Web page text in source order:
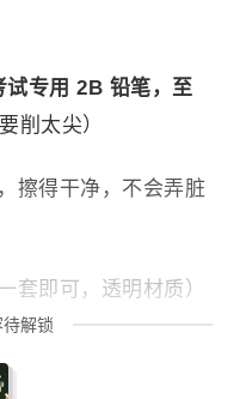
试专用 2B 铅笔，至
削太尖）
，擦得干净，不会弄脏
套即可，透明材质）
解锁